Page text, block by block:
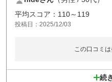
石焼ビビンバを5分でかき込んで後
それ以外は非常に良いコースでした
平均スコア：110～119
投稿日：2025/12/03
この口コミ
続